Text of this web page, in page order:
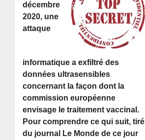
décembre
2020, une
attaque
informatique a exfiltré des
données ultrasensibles
concernant la façon dont la
commission européenne
envisage le traitement vaccinal.
Pour comprendre ce qui suit, tiré
du journal Le Monde de ce jour